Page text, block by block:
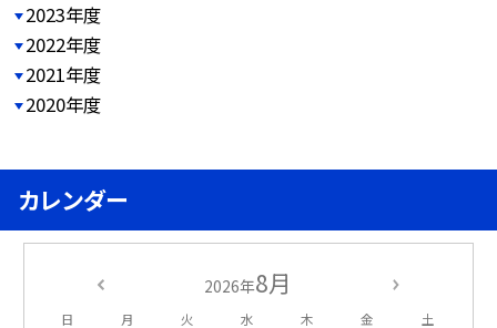
2023年度
2022年度
2021年度
2020年度
カレンダー
2026年8月
日 月 火 水 木 金 土